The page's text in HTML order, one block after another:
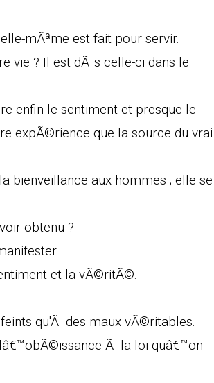
mÃªme est fait pour servir.
vie ? Il est dÃ¨s celle-ci dans le
enfin le sentiment et presque le
expÃ©rience que la source du vrai
bienveillance aux hommes ; elle se
obtenu ?
et la vÃ©ritÃ©.
qu'Ã des maux vÃ©ritables.
Ã la loi quâ€™on